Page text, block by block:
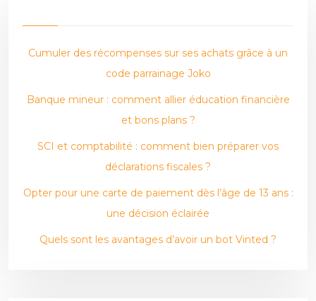
Cumuler des récompenses sur ses achats grâce à un
code parrainage Joko
Banque mineur : comment allier éducation financière
et bons plans ?
SCI et comptabilité : comment bien préparer vos
déclarations fiscales ?
Opter pour une carte de paiement dès l’âge de 13 ans :
une décision éclairée
Quels sont les avantages d’avoir un bot Vinted ?